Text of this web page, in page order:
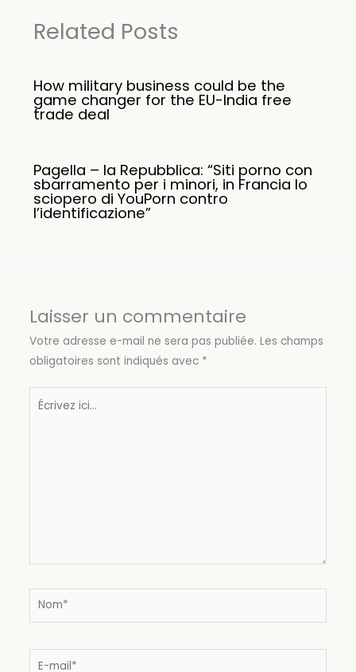
Related Posts
How military business could be the
game changer for the EU-India free
trade deal
Pagella – la Repubblica: “Siti porno con
sbarramento per i minori, in Francia lo
sciopero di YouPorn contro
l’identificazione”
Laisser un commentaire
Votre adresse e-mail ne sera pas publiée. Les champs
obligatoires sont indiqués avec *
Écrivez
Nom*
E-